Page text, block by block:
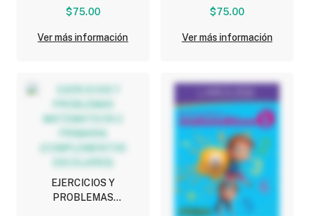
(COMPLEMENTOS
$75.00
Ver más información
(COMPLEMENTOS
$75.00
Ver más información
EJERCICIOS Y
PROBLEMAS